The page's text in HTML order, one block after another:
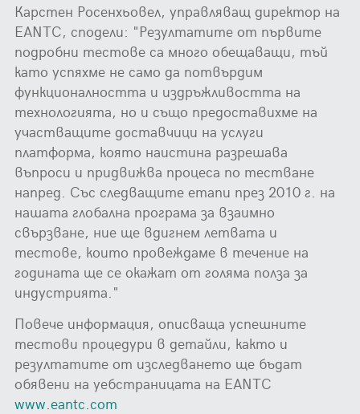
Карстен Росенхьовел, управляващ директор на
EANTC, сподели: "Резултатите от първите
подробни тестове са много обещаващи, тъй
като успяхме не само да потвърдим
функционалността и издръжливостта на
технологията, но и също предоставихме на
участващите доставчици на услуги
платформа, която наистина разрешава
въпроси и придвижва процеса по тестване
напред. Със следващите етапи през 2010 г. на
нашата глобална програма за взаимно
свързване, ние ще вдигнем летвата и
тестове, които провеждаме в течение на
годината ще се окажат от голяма полза за
индустрията."
Повече информация, описваща успешните
тестови процедури в детайли, както и
резултатите от изследването ще бъдат
обявени на уебстраницата на EANTC
www.eantc.com